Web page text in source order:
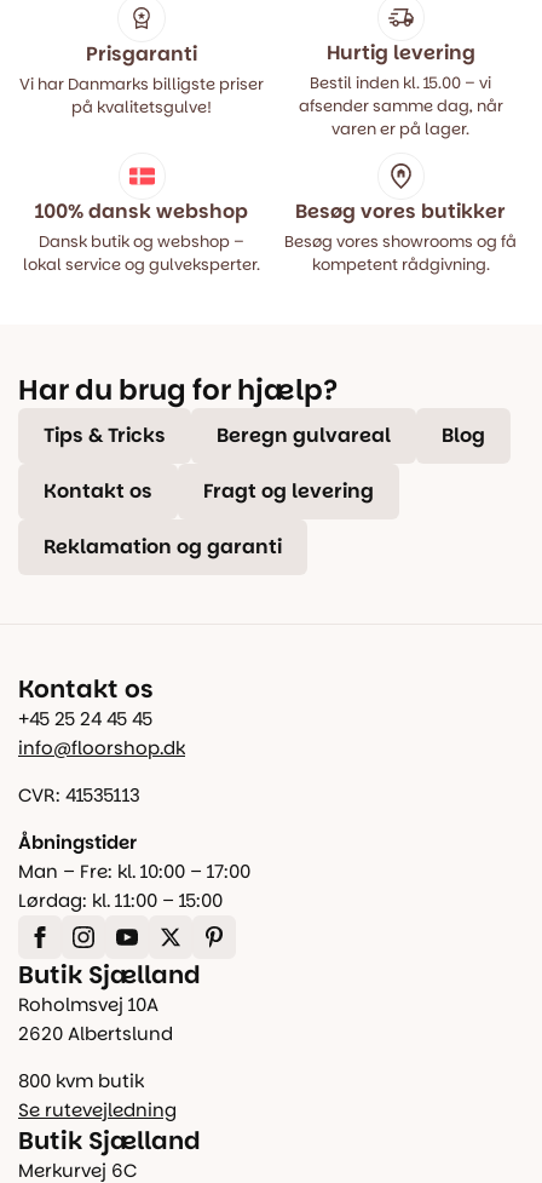
Prisgaranti
Vi har Danmarks billigste priser
på kvalitetsgulve!
Hurtig levering
Bestil inden kl. 15.00 – vi
afsender samme dag, når
varen er på lager.
100% dansk webshop
Dansk butik og webshop –
lokal service og gulveksperter.
Besøg vores butikker
Besøg vores showrooms og få
kompetent rådgivning.
Har du brug for hjælp?
Tips & Tricks Beregn gulvareal Blog
Kontakt os Fragt og levering
Reklamation og garanti
Kontakt os
+45 25 24 45 45
info@floorshop.dk
CVR: 41535113
Åbningstider
Man – Fre: kl. 10:00 – 17:00
Lørdag: kl. 11:00 – 15:00
Butik Sjælland
Roholmsvej 10A
2620 Albertslund
800 kvm butik
Se rutevejledning
Butik Sjælland
Merkurvej 6C